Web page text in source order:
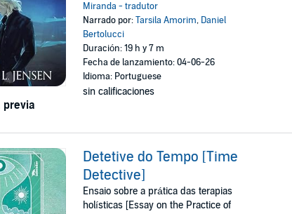
previa
Miranda - tradutor
Narrado por:Tarsila Amorim, Daniel
Bertolucci
Duración: 19 h y 7 m
Fecha de lanzamiento: 04-06-26
Idioma: Portuguese
sin calificaciones
Detetive do Tempo [Time
Detective]
Ensaio sobre a prática das terapias
holísticas [Essay on the Practice of